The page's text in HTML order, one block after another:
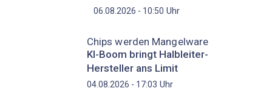
06.08.2026 - 10:50 Uhr
Chips werden Mangelware
KI-Boom bringt Halbleiter-
Hersteller ans Limit
04.08.2026 - 17:03 Uhr